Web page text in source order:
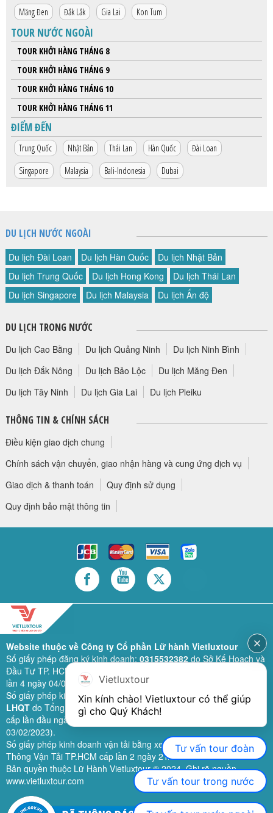
Măng Đen
Đắk Lắk Gia Lai Kon Tum
TOUR NƯỚC NGOÀI
TOUR KHỞI HÀNG THÁNG 8
TOUR KHỞI HÀNG THÁNG 9
TOUR KHỞI HÀNG THÁNG 10
TOUR KHỞI HÀNG THÁNG 11
ĐIỂM ĐẾN
Trung Quốc Nhật Bản Thái Lan Hàn Quốc
Đài Loan
Singapore
Malaysia Bali-Indonesia Dubai
DU LỊCH NƯỚC NGOÀI
Du lịch Đài Loan Du lịch Hàn Quốc
Du lịch Nhật Bản
Du lịch Trung Quốc
Du lịch Hong Kong
Du lịch Thái Lan
Du lịch Singapore
Du lịch Malaysia Du lịch Ấn độ
DU LỊCH TRONG NƯỚC
Du lịch Cao Bằng Du lịch Quảng Ninh
Du lịch Ninh Bình
Du lịch Đắk Nông
Du lịch Bảo Lộc
Du lịch Măng Đen
Du lịch Tây Ninh
Du lịch Gia Lai Du lịch Pleiku
THÔNG TIN & CHÍNH SÁCH
Điều kiện giao dịch chung
Chính sách vận chuyển, giao nhận hàng và cung ứng dịch vụ
Giao dịch & thanh toán
Quy định sử dụng
Quy định bảo mật thông tin
Website thuộc về Công ty Cổ phần Lữ hành Vietluxtour
Số giấy phép đăng ký kinh doanh: 0315532382do Sở Kế Hoạch và
Đầu Tư TP. HCM cấp lần đầu ngày 28/02/2019 (sửa đổi bổ sung
lần 4 ngày 04/06/2024).
Số giấy phép kinh doanh lữ hành quốc tế:79-1111/2019/TCDL-GP
LHQTdo Tổng Cục Du Lịch (nay là Cục Du lịch quốc gia Việt Nam)
cấp lần đầu ngày 26/09/2019 (sửa đổi, bổ sung lần 3 ngày
03/02/2023).
Số giấy phép kinh doanh vận tải bằng xe ô tô:11924do Sở Giao
Thông Vận Tải TP.HCM cấp lần 2 ngày 21/02/2023.
Bản quyền thuộc Lữ Hành Vietluxtour ® 2024. Ghi rõ nguồn
www.vietluxtour.com
Vietluxtour
Xin kính chào! Vietluxtour có thể giúp
gì cho Quý Khách!
Tư vấn tour đoàn
Tư vấn tour trong nước